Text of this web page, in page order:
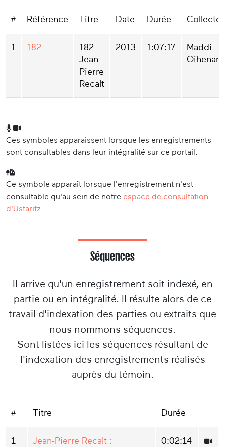
# Référence Titre Date Durée
1 182
182 -
Jean-
Pierre
Recalt
2013 1:07:17
Maddi
Oihenart
Ces symboles apparaissent lorsque les enregistrements
sont consultables dans leur intégralité sur ce portail.
Ce symbole apparaît lorsque l'enregistrement n'est
consultable qu'au sein de notre espace de consultation
d'Ustaritz
Séquences
Il arrive qu'un enregistrement soit indexé, en
partie ou en intégralité. Il résulte alors de ce
travail d'indexation des parties ou extraits que
nous nommons séquences.
Sont listées ici les séquences résultant de
l'indexation des enregistrements réalisés
auprès du témoin.
# Titre Durée
1
Jean-Pierre Recalt :
0:02:14